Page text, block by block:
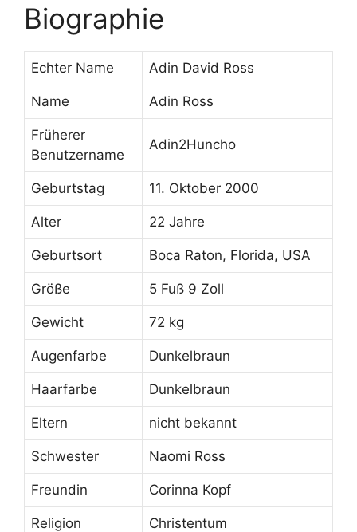
Biographie
Echter Name Adin David Ross
Name Adin Ross
Früherer
Benutzername
Adin2Huncho
Geburtstag 11. Oktober 2000
Alter 22 Jahre
Geburtsort Boca Raton, Florida, USA
Größe 5 Fuß 9 Zoll
Gewicht 72 kg
Augenfarbe Dunkelbraun
Haarfarbe Dunkelbraun
Eltern nicht bekannt
Schwester Naomi Ross
Freundin Corinna Kopf
Religion Christentum